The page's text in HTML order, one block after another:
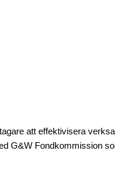
att effektivisera
G&W Fondkommission